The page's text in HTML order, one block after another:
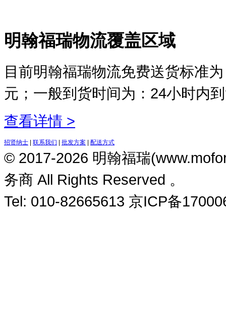
明翰福瑞物流覆盖区域
目前明翰福瑞物流免费送货标准
元；一般到货时间为：24小时内
查看详情 >
招贤纳士 | 联系我们 | 批发方案 | 配送方式
© 2017-2026 明翰福瑞
务商 All Rights Reserved 。
Tel: 010-82665613 京ICP备